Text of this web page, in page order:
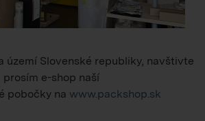
území Slovenské republiky, navštivte
prosím e-shop naší
pobočky na www.packshop.sk